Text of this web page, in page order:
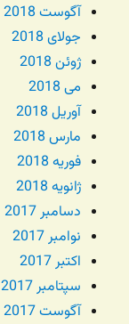
آگوست 2018
جولای 2018
ژوئن 2018
می 2018
آوریل 2018
مارس 2018
فوریه 2018
ژانویه 2018
دسامبر 2017
نوامبر 2017
اکتبر 2017
سپتامبر 2017
آگوست 2017